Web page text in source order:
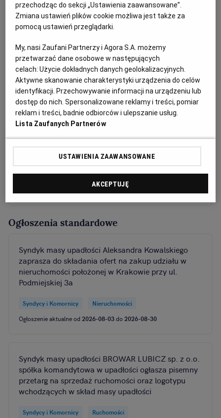
Kat: Syndycy i Komornicy Miejscowość: Kraków
Ogłoszenia medium
Syndyk masy upadłości ogłasza pisemny konkurs
ofert na sprzedaż prawa własności
nieruchomości wchodzącego w skład masy
upadłości
Ogłoszenie medium
Syndycy i Komornicy
Licytacje komornicze
2026-08-17
Ogłoszenia standardowe
Syndyk masy upadłości Aleksandra Kowalskiego
zaprasza do składania ofert na zakup udziału w
nieruchomości położonej w Krakowie przy ul.
Podmiejskiej 3a
Syndycy i Komornicy
Nieruchomości
Ogłoszenie aktualne od 2026-08-03do 2026-08-30
Syndyk masy upadłości BROWAR LUBICZ sp. z o.o.
spółka komandytowa w upadłości ogłasza pisemny
przetarg na sprzedaż ruchomości oraz logotypu
wchodzących w skład masy upadłości
Syndycy i Komornicy Ruchomości
przechodząc do sekcji „Ustawienia zaawansowane”.
Zmiana ustawień plików cookie możliwa jest także za
pomocą ustawień przeglądarki.
My, nasi Zaufani Partnerzy i Agora S.A. możemy
przetwarzać dane osobowe w następujących
celach:Użycie dokładnych danych geolokalizacyjnych.
Aktywne skanowanie charakterystyki urządzenia do celów
identyfikacji. Przechowywanie informacji na urządzeniu lub
dostęp do nich. Spersonalizowane reklamy i treści, pomiar
reklam i treści, badnie odbiorców i ulepszanie usług.
Lista Zaufanych Partnerów
USTAWIENIA ZAAWANSOWANE
AKCEPTUJĘ